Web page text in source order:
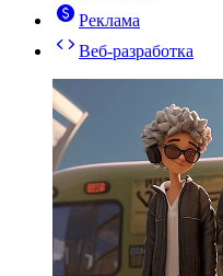
Реклама
Веб-разработка